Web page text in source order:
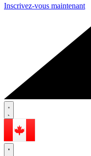
Inscrivez-vous maintenant